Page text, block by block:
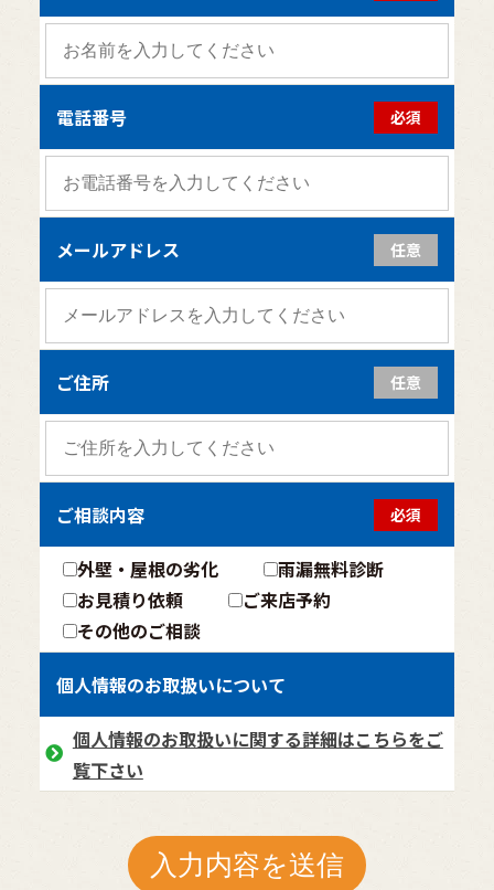
電話番号 必須
メールアドレス 任意
ご住所 任意
ご相談内容 必須
外壁・屋根の劣化
雨漏無料診断
お見積り依頼
ご来店予約
その他のご相談
個人情報のお取扱いについて
個人情報のお取扱いに関する詳細はこちらをご
覧下さい